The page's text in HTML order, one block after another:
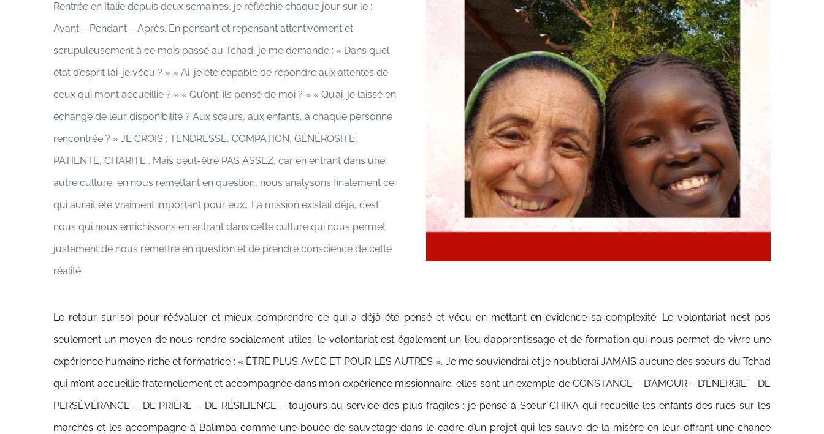
Rentrée en Italie depuis deux semaines, je réfléchie chaque jour sur le :
Avant – Pendant – Après. En pensant et repensant attentivement et
scrupuleusement à ce mois passé au Tchad, je me demande : « Dans quel
état d’esprit l’ai-je vécu ? » « Ai-je été capable de répondre aux attentes de
ceux qui m’ont accueillie ? » « Qu’ont-ils pensé de moi ? » « Qu’ai-je laissé en
échange de leur disponibilité ? Aux sœurs, aux enfants, à chaque personne
rencontrée ? » JE CROIS : TENDRESSE, COMPATION, GÉNÉROSITE,
PATIENTE, CHARITE… Mais peut-être PAS ASSEZ, car en entrant dans une
autre culture, en nous remettant en question, nous analysons finalement ce
qui aurait été vraiment important pour eux… La mission existait déjà, c’est
nous qui nous enrichissons en entrant dans cette culture qui nous permet
justement de nous remettre en question et de prendre conscience de cette
réalité.
Le retour sur soi pour réévaluer et mieux comprendre ce qui a déjà été pensé et vécu en mettant en évidence sa complexité. Le volontariat n’est pas
seulement un moyen de nous rendre socialement utiles, le volontariat est également un lieu d’apprentissage et de formation qui nous permet de vivre une
expérience humaine riche et formatrice : « ÊTRE PLUS AVEC ET POUR LES AUTRES ». Je me souviendrai et je n’oublierai JAMAIS aucune des sœurs du Tchad
qui m’ont accueillie fraternellement et accompagnée dans mon expérience missionnaire, elles sont un exemple de CONSTANCE – D’AMOUR – D’ÉNERGIE – DE
PERSÉVÉRANCE – DE PRIÈRE – DE RÉSILIENCE – toujours au service des plus fragiles : je pense à Sœur CHIKA qui recueille les enfants des rues sur les
marchés et les accompagne à Balimba comme une bouée de sauvetage dans le cadre d’un projet qui les sauve de la misère en leur offrant une chance